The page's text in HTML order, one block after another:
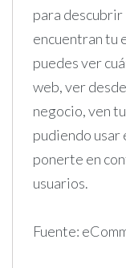
para descubrir
encuentran tu
puedes ver
web, ver
negocio, ven
pudiendo usar
ponerte en
usuarios.
Fuente: